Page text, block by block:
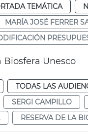
TEMÁTICA
MARÍA JOSÉ FERRER
Biosfera Unesco
TODAS LAS
SERGI CAMPILLO
RESERVA DE LA